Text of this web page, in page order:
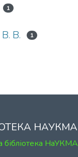
1
В. 1
НАУКМА
бібліотека НаУКМА